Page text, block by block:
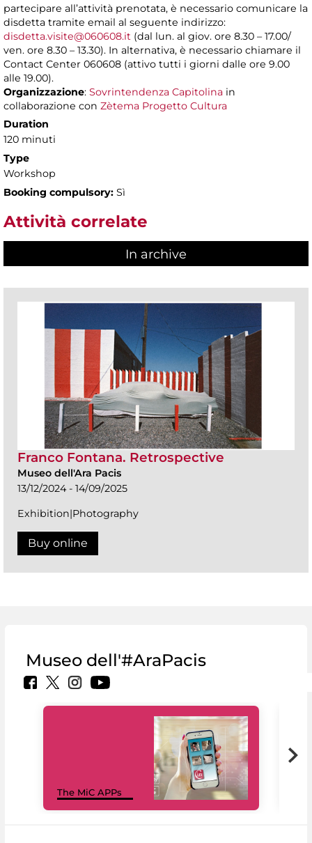
partecipare all’attività prenotata, è necessario comunicare la
disdetta tramite email al seguente indirizzo:
disdetta.visite@060608.it (dal lun. al giov. ore 8.30 – 17.00/
ven. ore 8.30 – 13.30). In alternativa, è necessario chiamare il
Contact Center 060608 (attivo tutti i giorni dalle ore 9.00
alle 19.00).
Organizzazione: Sovrintendenza Capitolina in
collaborazione con Zètema Progetto Cultura
Duration
120 minuti
Type
Workshop
Booking compulsory: Sì
Attività correlate
In archive
Franco Fontana. Retrospective
Museo dell'Ara Pacis
13/12/2024 - 14/09/2025
Exhibition|Photography
Buy online
Museo dell'#AraPacis
The MiC APPs